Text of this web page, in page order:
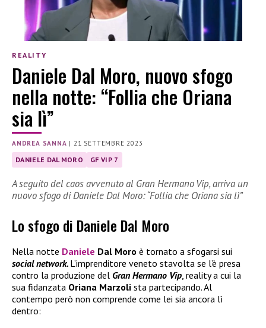
REALITY
Daniele Dal Moro, nuovo sfogo
nella notte: “Follia che Oriana
sia lì”
ANDREA SANNA |21 SETTEMBRE 2023
DANIELE DAL MORO GF VIP 7
A seguito del caos avvenuto al Gran Hermano Vip, arriva un
nuovo sfogo di Daniele Dal Moro: “Follia che Oriana sia lì”
Lo sfogo di Daniele Dal Moro
Nella notte Daniele Dal Moro è tornato a sfogarsi sui
social network. L’imprenditore veneto stavolta se l’è presa
contro la produzione del Gran Hermano Vip, reality a cui la
sua fidanzata Oriana Marzoli sta partecipando. Al
contempo però non comprende come lei sia ancora lì
dentro: